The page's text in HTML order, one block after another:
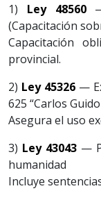
1) Ley 48560
(Capacitación
Capacitación
provincial.
2) Ley 45326 —
625 “Carlos
Asegura el uso
3) Ley 43043 —
humanidad
Incluye